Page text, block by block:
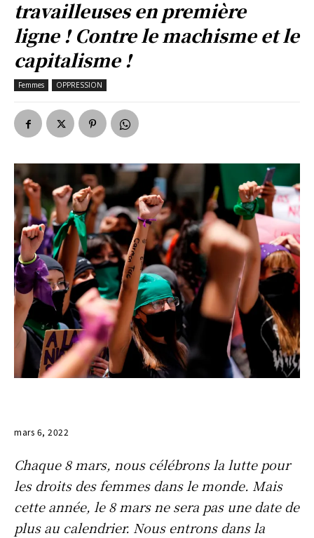
travailleuses en première
ligne ! Contre le machisme et le
capitalisme !
Femmes OPPRESSION
mars 6, 2022
Chaque 8 mars, nous célébrons la lutte pour
les droits des femmes dans le monde. Mais
cette année, le 8 mars ne sera pas une date de
plus au calendrier. Nous entrons dans la